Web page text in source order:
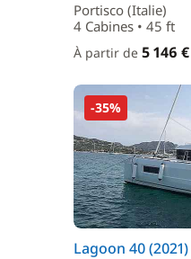
Portisco (Italie)
4 Cabines • 45 ft
À partir de 5 146 €
-35%
Lagoon 40 (2021)